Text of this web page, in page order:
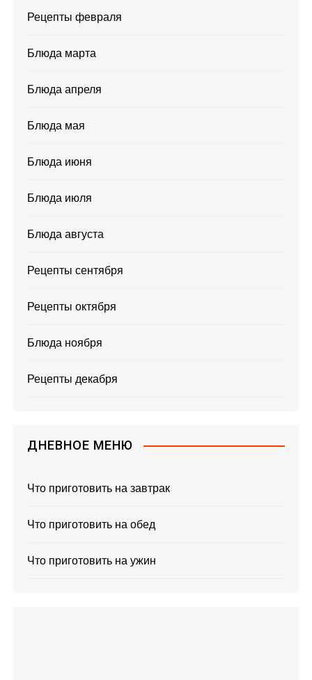
Рецепты февраля
Блюда марта
Блюда апреля
Блюда мая
Блюда июня
Блюда июля
Блюда августа
Рецепты сентября
Рецепты октября
Блюда ноября
Рецепты декабря
ДНЕВНОЕ МЕНЮ
Что приготовить на завтрак
Что приготовить на обед
Что приготовить на ужин